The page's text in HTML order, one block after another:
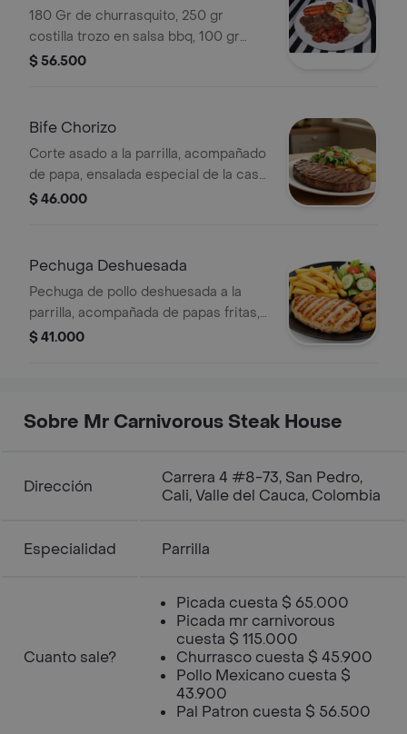
180 Gr de churrasquito, 250 gr
costilla trozo en salsa bbq, 100 gr
chorizo, acompañado de papa y
$ 56.500
Bife Chorizo
Corte asado a la parrilla, acompañado
de papa, ensalada especial de la casa
y maduro.
$ 46.000
Pechuga Deshuesada
Pechuga de pollo deshuesada a la
parrilla, acompañada de papas fritas,
ensalada con tomate y pepino, y
$ 41.000
Sobre Mr Carnivorous Steak House
Dirección
Carrera 4 #8-73, San Pedro,
Cali, Valle del Cauca, Colombia
Especialidad Parrilla
Cuanto sale?
Picada cuesta $ 65.000
Picada mr carnivorous
cuesta $ 115.000
Churrasco cuesta $ 45.900
Pollo Mexicano cuesta $
43.900
Pal Patron cuesta $ 56.500